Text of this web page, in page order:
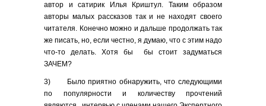
автор и сатирик Илья Криштул. Таким образом
авторы малых рассказов так и не находят своего
читателя. Конечно можно и дальше продолжать так
же писать, но, если честно, я думаю, что с этим надо
что-то делать. Хотя бы бы стоит задуматься
ЗАЧЕМ?
3) Было приятно обнаружить, что следующими
по популярности и количеству прочтений